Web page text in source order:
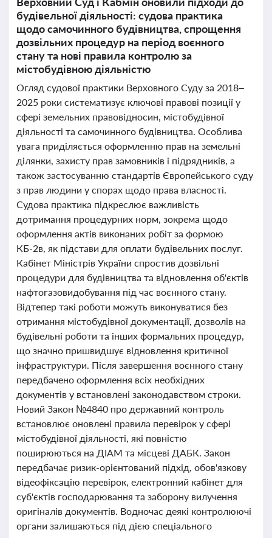
будівельної діяльності: судова практика
щодо самочинного будівництва, спрощення
дозвільних процедур на період воєнного
стану та нові правила контролю за
містобудівною діяльністю
Огляд судової практики Верховного Суду за 2018–
2025 роки систематизує ключові правові позиції у
сфері земельних правовідносин, містобудівної
діяльності та самочинного будівництва. Особлива
увага приділяється оформленню прав на земельні
ділянки, захисту прав замовників і підрядників, а
також застосуванню стандартів Європейського суду
з прав людини у спорах щодо права власності.
Судова практика підкреслює важливість
дотримання процедурних норм, зокрема щодо
оформлення актів виконаних робіт за формою
КБ-2в, як підстави для оплати будівельних послуг.
Кабінет Міністрів України спростив дозвільні
процедури для будівництва та відновлення об'єктів
нафтогазовидобування під час воєнного стану.
Відтепер такі роботи можуть виконуватися без
отримання містобудівної документації, дозволів на
будівельні роботи та інших формальних процедур,
що значно пришвидшує відновлення критичної
інфраструктури. Після завершення воєнного стану
передбачено оформлення всіх необхідних
документів у встановлені законодавством строки.
Новий Закон №4840 про державний контроль
встановлює оновлені правила перевірок у сфері
містобудівної діяльності, які повністю
поширюються на ДІАМ та місцеві ДАБК. Закон
передбачає ризик-орієнтований підхід, обов'язкову
відеофіксацію перевірок, електронний кабінет для
суб'єктів господарювання та заборону вилучення
оригіналів документів. Водночас деякі контролюючі
органи залишаються під дією спеціального